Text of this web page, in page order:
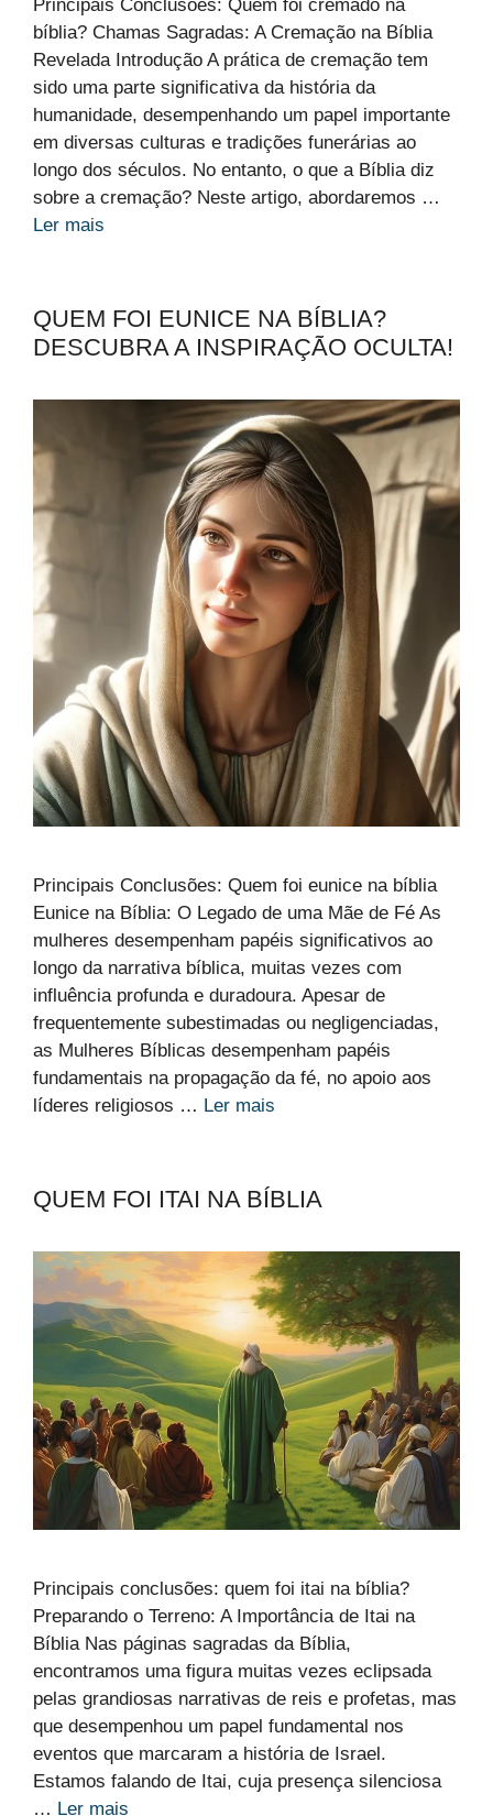
Principais Conclusões: Quem foi cremado na
bíblia? Chamas Sagradas: A Cremação na Bíblia
Revelada Introdução A prática de cremação tem
sido uma parte significativa da história da
humanidade, desempenhando um papel importante
em diversas culturas e tradições funerárias ao
longo dos séculos. No entanto, o que a Bíblia diz
sobre a cremação? Neste artigo, abordaremos …
Ler mais
QUEM FOI EUNICE NA BÍBLIA?
DESCUBRA A INSPIRAÇÃO OCULTA!
Principais Conclusões: Quem foi eunice na bíblia
Eunice na Bíblia: O Legado de uma Mãe de Fé As
mulheres desempenham papéis significativos ao
longo da narrativa bíblica, muitas vezes com
influência profunda e duradoura. Apesar de
frequentemente subestimadas ou negligenciadas,
as Mulheres Bíblicas desempenham papéis
fundamentais na propagação da fé, no apoio aos
líderes religiosos … Ler mais
QUEM FOI ITAI NA BÍBLIA
Principais conclusões: quem foi itai na bíblia?
Preparando o Terreno: A Importância de Itai na
Bíblia Nas páginas sagradas da Bíblia,
encontramos uma figura muitas vezes eclipsada
pelas grandiosas narrativas de reis e profetas, mas
que desempenhou um papel fundamental nos
eventos que marcaram a história de Israel.
Estamos falando de Itai, cuja presença silenciosa
… Ler mais